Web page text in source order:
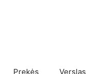
Prekės Verslas